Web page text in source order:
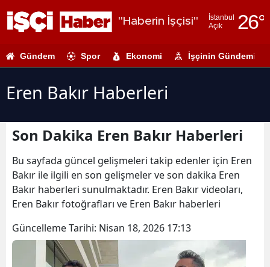
"Haberin İşçisi"
İstanbul
Açık
26°
Adıyaman
Amasya
Ankara
Antalya
Balıkesir
Gündem Spor Ekonomi İşçinin Gündemi
Eren Bakır Haberleri
Son Dakika Eren Bakır Haberleri
Bu sayfada güncel gelişmeleri takip edenler için Eren
Bakır ile ilgili en son gelişmeler ve son dakika Eren
Bakır haberleri sunulmaktadır. Eren Bakır videoları,
Eren Bakır fotoğrafları ve Eren Bakır haberleri
Güncelleme Tarihi: Nisan 18, 2026 17:13